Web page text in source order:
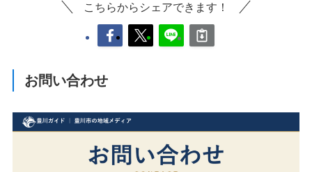
こちらからシェアできます！
お問い合わせ